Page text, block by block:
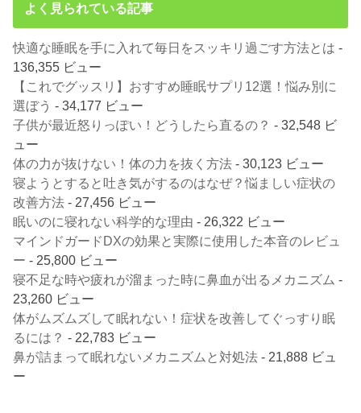
よく見られている記事
快適な睡眠を手に入れて毎日をスッキリ過ごす方法とは -
136,355 ビュー
【これでグッスリ】おすすめ睡眠サプリ12選！悩み別に
選ぼう - 34,177 ビュー
子供が最近怒りっぽい！どうしたら直るの？ - 32,548 ビ
ュー
体の力が抜けない！体の力を抜く方法 - 30,123 ビュー
寝ようとすると吐き気がするのはなぜ？悩ましい症状の
改善方法 - 27,456 ビュー
眠いのに寝れない科学的な理由 - 26,322 ビュー
マインドガードDXの効果と実際に使用した本音のレビュ
ー - 25,800 ビュー
寝不足な時や疲れが溜まった時に鼻血が出るメカニズム -
23,260 ビュー
体がムズムズして眠れない！症状を改善してぐっすり眠
るには？ - 22,783 ビュー
鼻が詰まって眠れないメカニズムと対処法 - 21,888 ビュ
ー